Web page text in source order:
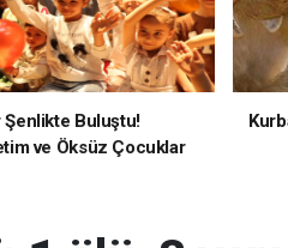
Buluştu!
ve Öksüz Çocuklar